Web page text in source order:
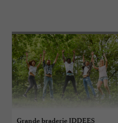
Grande braderie IDDEES